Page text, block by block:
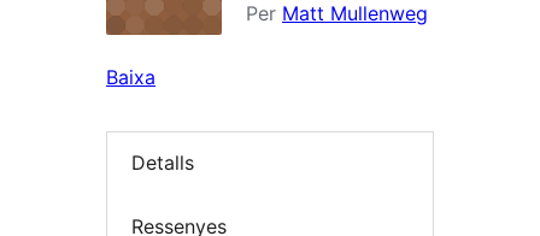
Per Matt Mullenweg
Baixa
Detalls
Ressenyes